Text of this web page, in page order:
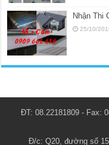
Nhận Thi
25/10/
ĐT: 08.22181809 - Fax:
Đ/c: Q20, đường số